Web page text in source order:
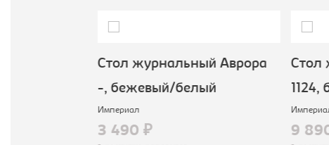
Стол журнальный Аврора
-, бежевый/белый
Империал
3 490 ₽
Cтол
1124,
Империал
9